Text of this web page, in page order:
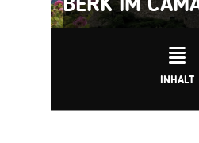
BERK IM
INHALT